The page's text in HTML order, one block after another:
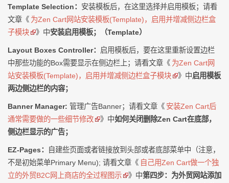
Template Selection： 安装模板后，在这里选择并启用模板；请看
文章《 为Zen Cart网站安装模板(Template)，启用并增减侧边栏盒
子模块
》中安装启用模板；（Template）
Layout Boxes Controller： 启用模板后，要在这里重新设置边栏
中那些功能的Box需要显示在侧边栏上；请看文章《 为Zen Cart网
站安装模板(Template)，启用并增减侧边栏盒子模块
》中启用模板
两边侧边栏的内容；
Banner Manager: 管理广告Banner；请看文章《 安装Zen Cart后
通常需要做的一些细节修改
》中如何关闭删除Zen Cart在底部，
侧边栏显示的广告；
EZ-Pages：
自建些页面或者链接放到头部或者底部菜单中（注意，
不是初始菜单Primary Menu); 请看文章《 自己用Zen Cart做一个独
立的外贸B2C网上商店的全过程图示
》中第四步：为外贸网站添加